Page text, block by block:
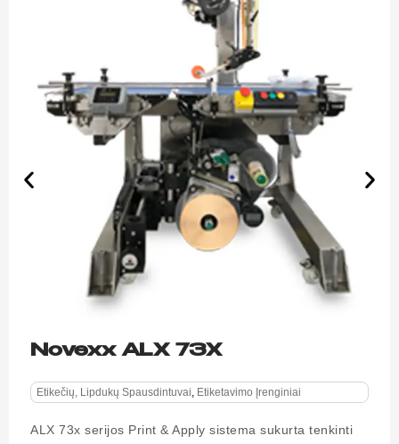
Novexx ALX 73X
Etikečių, Lipdukų Spausdintuvai, Etiketavimo Įrenginiai
ALX 73x serijos Print & Apply sistema sukurta tenkinti